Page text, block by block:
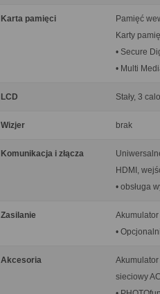
Karta pamięci
Pamięć
Karty
• Secure
• Multi
LCD Stały, 3
Wizjer brak
Komunikacja i złącza
HDMI,
• obsługa
Zasilanie
•
Akcesoria
sieciowy